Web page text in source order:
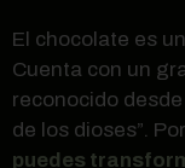
El chocolate es
Cuenta con un
reconocido
de los dioses”.
puedes